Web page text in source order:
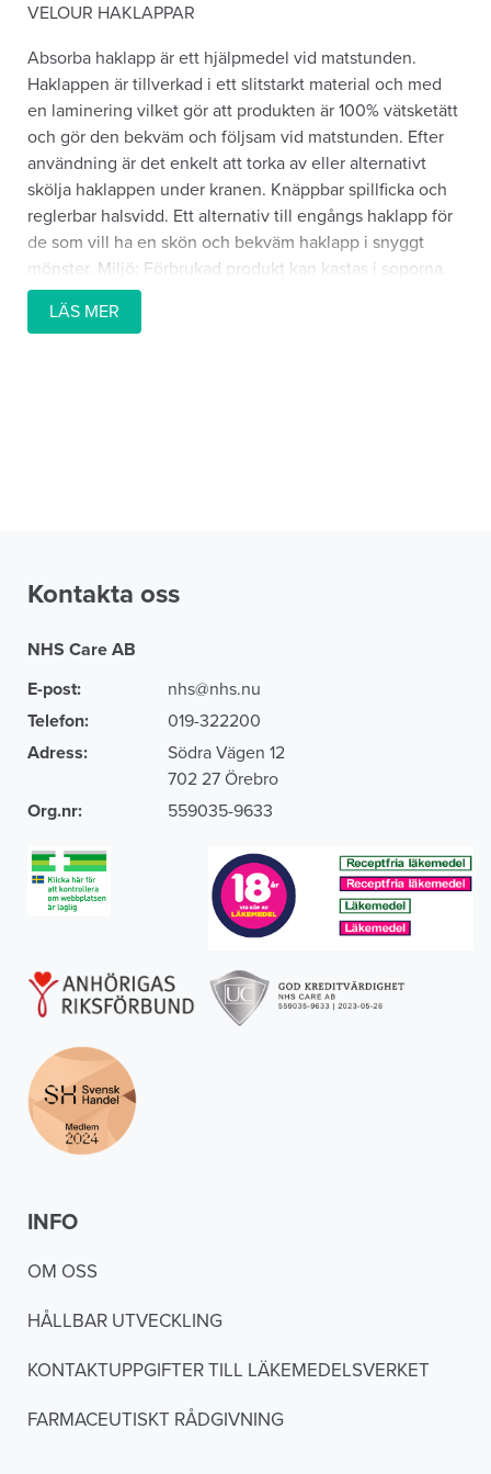
VELOUR HAKLAPPAR
Absorba haklapp är ett hjälpmedel vid matstunden.
Haklappen är tillverkad i ett slitstarkt material och med
en laminering vilket gör att produkten är 100% vätsketätt
och gör den bekväm och följsam vid matstunden. Efter
användning är det enkelt att torka av eller alternativt
skölja haklappen under kranen. Knäppbar spillficka och
reglerbar halsvidd. Ett alternativ till engångs haklapp för
de som vill ha en skön och bekväm haklapp i snyggt
mönster. Miljö: Förbrukad produkt kan kastas i soporna.
Den plast som ingår (polyuretan) bildar endast
vattenånga vid förbränning. Produkten har nickelfria
Sköna och snygga haklappar i mjuk velour. Haklappar
spillficka och reglerbar halsvidd.
Vikt per produkt
115g
85cm
Bredd
45cm
Spärrskikt
Polyuretan
LÄS MER
Kontakta oss
NHS Care AB
E-post:
nhs@nhs.nu
Telefon:
019-322200
Adress:
Södra Vägen 12
702 27 Örebro
Org.nr:
559035-9633
INFO
OM OSS
HÅLLBAR UTVECKLING
KONTAKTUPPGIFTER TILL LÄKEMEDELSVERKET
FARMACEUTISKT RÅDGIVNING